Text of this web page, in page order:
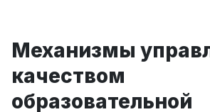
Механизмы
качеством
образовательной